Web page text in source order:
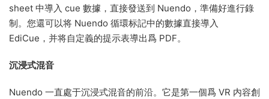
sheet 中導入 cue 數據，直接發送到 Nuendo，準備好進行錄
制。您還可以将 Nuendo 循環标記中的數據直接導入
EdiCue，并将自定義的提示表導出爲 PDF。
沉浸式混音
Nuendo 一直處于沉浸式混音的前沿。它是第一個爲 VR 内容創